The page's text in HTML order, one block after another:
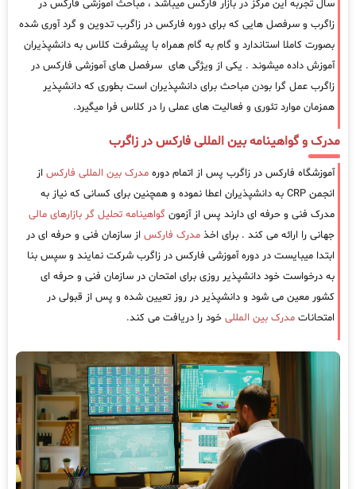
سال تجربه این مرکز در بازار فارکس میباشد ، مباحث آموزشی فارکس در
زاگرب و سرفصل هایی که برای دوره فارکس در زاگرب تدوین و گرد آوری شده
بصورت کاملا استاندارد و گام به گام همراه با پیشرفت کلاس به دانشپذیران
آموزش داده میشوند . یکی از ویژگی های سرفصل های آموزشی فارکس در
زاگرب عمل گرا بودن مباحث برای دانشپذیران است بطوری که دانشپذیر
همزمان موارد تئوری و فعالیت های عملی را در کلاس فرا میگیرد.
مدرک و گواهینامه بین المللی فارکس در زاگرب
آموزشگاه فارکس در زاگرب پس از اتمام دوره مدرک بین المللی فارکس از
انجمن CRP به دانشپذیران اعطا نموده و همچنین برای کسانی که نیاز به
مدرک فنی و حرفه ای دارند پس از آزمون گواهینامه تحلیل گر بازارهای مالی
جهانی را ارائه می کند . برای اخذ مدرک فارکس از سازمان فنی و حرفه ای در
ابتدا میبایست در دوره آموزشی فارکس در زاگرب شرکت نمایند و سپس بنا
به درخواست خود دانشپذیر روزی برای امتحان در سازمان فنی و حرفه ای
کشور معین می شود و دانشپذیر در روز تعیین شده و پس از قبولی در
امتحانات مدرک بین المللی خود را دریافت می کند.